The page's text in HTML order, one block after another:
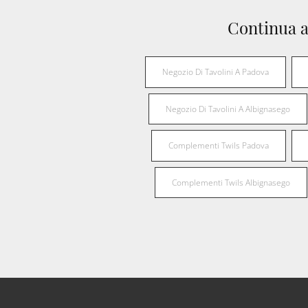
Continua
Negozio Di Tavolini A Padova
Negozio Di Tavolini A Albignasego
Complementi Twils Padova
Complementi Twils Albignasego